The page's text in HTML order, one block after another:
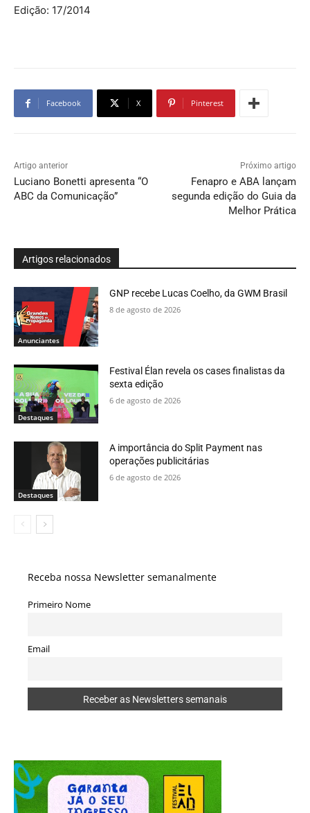
Edição: 17/2014
Facebook X Pinterest
Artigo anterior
Luciano Bonetti apresenta “O
ABC da Comunicação”
Próximo artigo
Fenapro e ABA lançam
segunda edição do Guia da
Melhor Prática
Artigos relacionados
Anunciantes
GNP recebe Lucas Coelho, da GWM Brasil
8 de agosto de 2026
Destaques
Festival Élan revela os cases finalistas da
sexta edição
6 de agosto de 2026
Destaques
A importância do Split Payment nas
operações publicitárias
6 de agosto de 2026
Receba nossa Newsletter semanalmente
Primeiro Nome
Email